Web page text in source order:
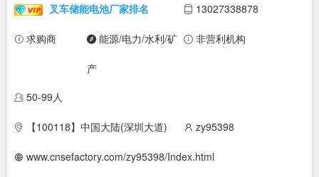
叉车储能电池厂家排名 13027338878
求购商 能源/电力/水利/矿
产
非营利机构
50-99人
【100118】中国大陆(深圳大道) zy95398
www.cnsefactory.com/zy95398/Index.html